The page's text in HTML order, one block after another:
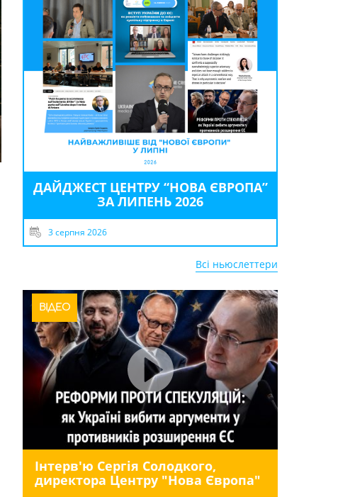
ДАЙДЖЕСТ ЦЕНТРУ “НОВА ЄВРОПА”
ЗА ЛИПЕНЬ 2026
3 серпня 2026
Всі ньюслеттери
ВІДЕО
Інтерв'ю Сергія Солодкого,
директора Центру "Нова Європа"